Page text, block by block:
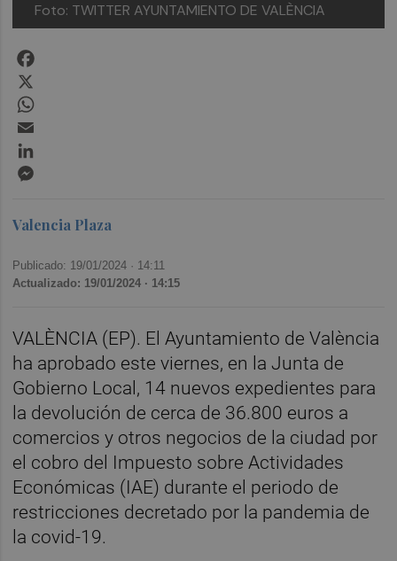
Foto: TWITTER AYUNTAMIENTO DE VALÈNCIA
Valencia Plaza
Publicado: 19/01/2024 · 14:11
Actualizado: 19/01/2024 · 14:15
VALÈNCIA (EP). El Ayuntamiento de València
ha aprobado este viernes, en la Junta de
Gobierno Local, 14 nuevos expedientes para
la devolución de cerca de 36.800 euros a
comercios y otros negocios de la ciudad por
el cobro del Impuesto sobre Actividades
Económicas (IAE) durante el periodo de
restricciones decretado por la pandemia de
la covid-19.